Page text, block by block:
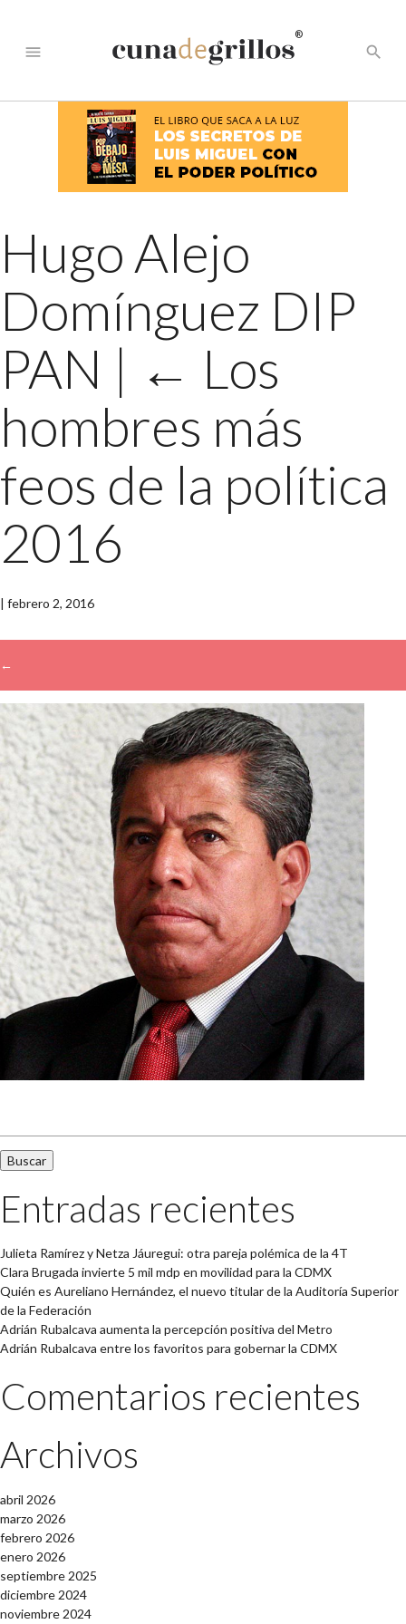
menu
®
search
Hugo Alejo
Domínguez DIP
PAN | ← Los
hombres más
feos de la política
2016
| febrero 2, 2016
←
→
Entradas recientes
Julieta Ramírez y Netza Jáuregui: otra pareja polémica de la 4T
Clara Brugada invierte 5 mil mdp en movilidad para la CDMX
Quién es Aureliano Hernández, el nuevo titular de la Auditoría Superior
de la Federación
Adrián Rubalcava aumenta la percepción positiva del Metro
Adrián Rubalcava entre los favoritos para gobernar la CDMX
Comentarios recientes
Archivos
abril 2026
marzo 2026
febrero 2026
enero 2026
septiembre 2025
diciembre 2024
noviembre 2024